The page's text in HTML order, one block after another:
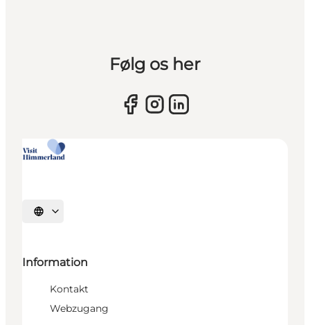
Følg os her
Sprache auswählen
Information
Kontakt
Webzugang